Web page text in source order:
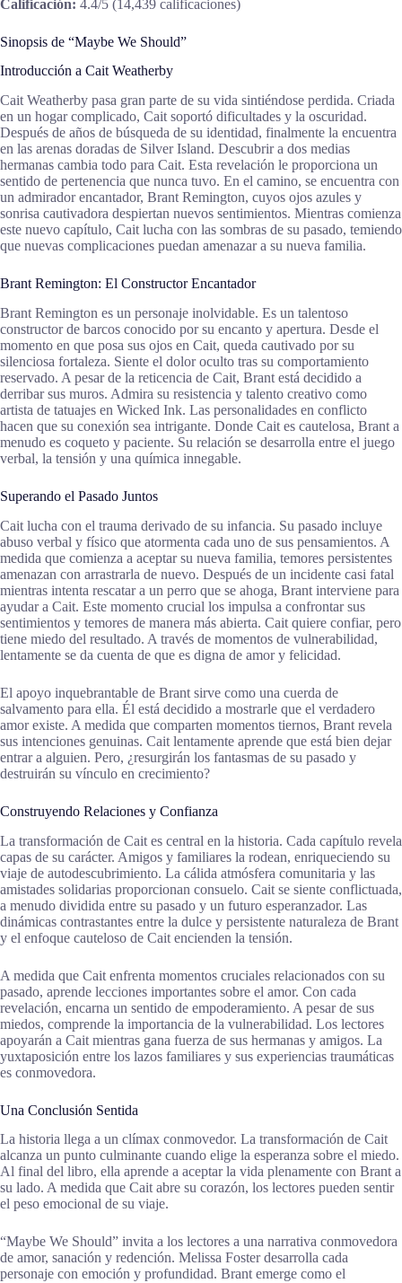
Calificación: 4.4/5 (14,439 calificaciones)
Sinopsis de “Maybe We Should”
Introducción a Cait Weatherby
Cait Weatherby pasa gran parte de su vida sintiéndose perdida. Criada
en un hogar complicado, Cait soportó dificultades y la oscuridad.
Después de años de búsqueda de su identidad, finalmente la encuentra
en las arenas doradas de Silver Island. Descubrir a dos medias
hermanas cambia todo para Cait. Esta revelación le proporciona un
sentido de pertenencia que nunca tuvo. En el camino, se encuentra con
un admirador encantador, Brant Remington, cuyos ojos azules y
sonrisa cautivadora despiertan nuevos sentimientos. Mientras comienza
este nuevo capítulo, Cait lucha con las sombras de su pasado, temiendo
que nuevas complicaciones puedan amenazar a su nueva familia.
Brant Remington: El Constructor Encantador
Brant Remington es un personaje inolvidable. Es un talentoso
constructor de barcos conocido por su encanto y apertura. Desde el
momento en que posa sus ojos en Cait, queda cautivado por su
silenciosa fortaleza. Siente el dolor oculto tras su comportamiento
reservado. A pesar de la reticencia de Cait, Brant está decidido a
derribar sus muros. Admira su resistencia y talento creativo como
artista de tatuajes en Wicked Ink. Las personalidades en conflicto
hacen que su conexión sea intrigante. Donde Cait es cautelosa, Brant a
menudo es coqueto y paciente. Su relación se desarrolla entre el juego
verbal, la tensión y una química innegable.
Superando el Pasado Juntos
Cait lucha con el trauma derivado de su infancia. Su pasado incluye
abuso verbal y físico que atormenta cada uno de sus pensamientos. A
medida que comienza a aceptar su nueva familia, temores persistentes
amenazan con arrastrarla de nuevo. Después de un incidente casi fatal
mientras intenta rescatar a un perro que se ahoga, Brant interviene para
ayudar a Cait. Este momento crucial los impulsa a confrontar sus
sentimientos y temores de manera más abierta. Cait quiere confiar, pero
tiene miedo del resultado. A través de momentos de vulnerabilidad,
lentamente se da cuenta de que es digna de amor y felicidad.
El apoyo inquebrantable de Brant sirve como una cuerda de
salvamento para ella. Él está decidido a mostrarle que el verdadero
amor existe. A medida que comparten momentos tiernos, Brant revela
sus intenciones genuinas. Cait lentamente aprende que está bien dejar
entrar a alguien. Pero, ¿resurgirán los fantasmas de su pasado y
destruirán su vínculo en crecimiento?
Construyendo Relaciones y Confianza
La transformación de Cait es central en la historia. Cada capítulo revela
capas de su carácter. Amigos y familiares la rodean, enriqueciendo su
viaje de autodescubrimiento. La cálida atmósfera comunitaria y las
amistades solidarias proporcionan consuelo. Cait se siente conflictuada,
a menudo dividida entre su pasado y un futuro esperanzador. Las
dinámicas contrastantes entre la dulce y persistente naturaleza de Brant
y el enfoque cauteloso de Cait encienden la tensión.
A medida que Cait enfrenta momentos cruciales relacionados con su
pasado, aprende lecciones importantes sobre el amor. Con cada
revelación, encarna un sentido de empoderamiento. A pesar de sus
miedos, comprende la importancia de la vulnerabilidad. Los lectores
apoyarán a Cait mientras gana fuerza de sus hermanas y amigos. La
yuxtaposición entre los lazos familiares y sus experiencias traumáticas
es conmovedora.
Una Conclusión Sentida
La historia llega a un clímax conmovedor. La transformación de Cait
alcanza un punto culminante cuando elige la esperanza sobre el miedo.
Al final del libro, ella aprende a aceptar la vida plenamente con Brant a
su lado. A medida que Cait abre su corazón, los lectores pueden sentir
el peso emocional de su viaje.
“Maybe We Should” invita a los lectores a una narrativa conmovedora
de amor, sanación y redención. Melissa Foster desarrolla cada
personaje con emoción y profundidad. Brant emerge como el